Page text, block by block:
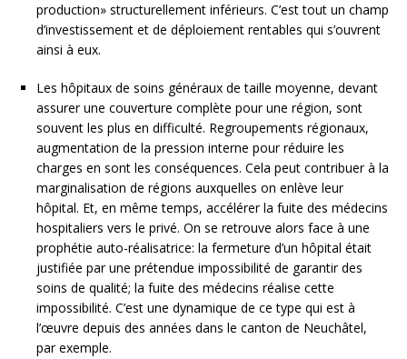
production» structurellement inférieurs. C’est tout un champ
d’investissement et de déploiement rentables qui s’ouvrent
ainsi à eux.
Les hôpitaux de soins généraux de taille moyenne, devant
assurer une couverture complète pour une région, sont
souvent les plus en difficulté. Regroupements régionaux,
augmentation de la pression interne pour réduire les
charges en sont les conséquences. Cela peut contribuer à la
marginalisation de régions auxquelles on enlève leur
hôpital. Et, en même temps, accélérer la fuite des médecins
hospitaliers vers le privé. On se retrouve alors face à une
prophétie auto-réalisatrice: la fermeture d’un hôpital était
justifiée par une prétendue impossibilité de garantir des
soins de qualité; la fuite des médecins réalise cette
impossibilité. C’est une dynamique de ce type qui est à
l’œuvre depuis des années dans le canton de Neuchâtel,
par exemple.